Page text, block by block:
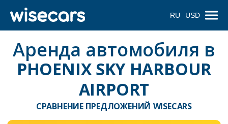
RU USD
Аренда автомобиля в
PHOENIX SKY HARBOUR
AIRPORT
СРАВНЕНИЕ ПРЕДЛОЖЕНИЙ WISECARS